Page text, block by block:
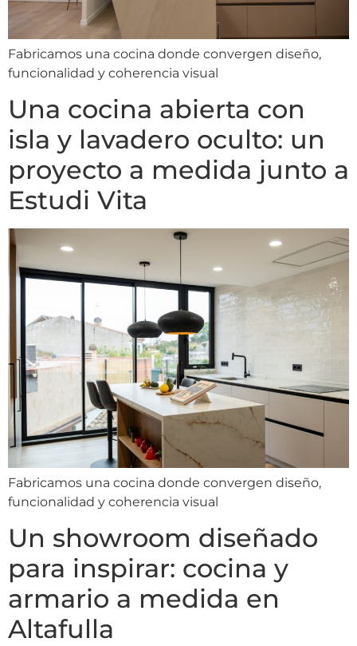
Fabricamos una cocina donde convergen diseño,
funcionalidad y coherencia visual
Una cocina abierta con
isla y lavadero oculto: un
proyecto a medida junto a
Estudi Vita
Fabricamos una cocina donde convergen diseño,
funcionalidad y coherencia visual
Un showroom diseñado
para inspirar: cocina y
armario a medida en
Altafulla